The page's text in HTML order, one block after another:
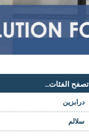
تصفح الفئات..
درابزين
سلالم